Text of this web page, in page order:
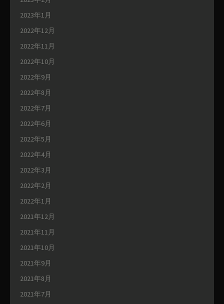
2023年1月
2022年12月
2022年11月
2022年10月
2022年9月
2022年8月
2022年7月
2022年6月
2022年5月
2022年4月
2022年3月
2022年2月
2022年1月
2021年12月
2021年11月
2021年10月
2021年9月
2021年8月
2021年7月